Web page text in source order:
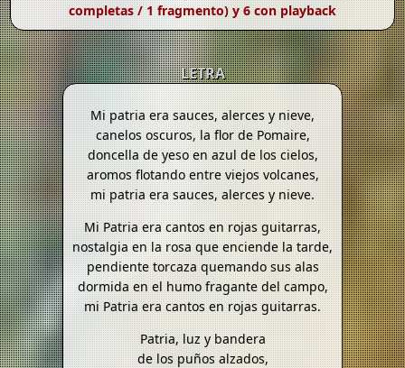
completas / 1 fragmento) y 6 con playback
LETRA
Mi patria era sauces, alerces y nieve,
canelos oscuros, la flor de Pomaire,
doncella de yeso en azul de los cielos,
aromos flotando entre viejos volcanes,
mi patria era sauces, alerces y nieve.
Mi Patria era cantos en rojas guitarras,
nostalgia en la rosa que enciende la tarde,
pendiente torcaza quemando sus alas
dormida en el humo fragante del campo,
mi Patria era cantos en rojas guitarras.
Patria, luz y bandera
de los puños alzados,